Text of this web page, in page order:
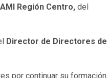
Región Centro, del
Director de Directores de
por continuar su formación